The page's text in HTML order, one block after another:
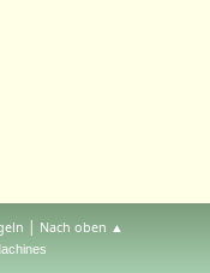
| Nach oben ▲